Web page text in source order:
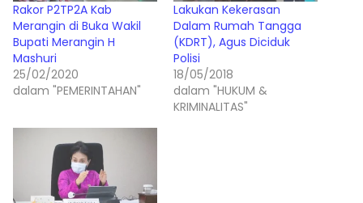
Rakor P2TP2A Kab
Merangin di Buka Wakil
Bupati Merangin H
Mashuri
25/02/2020
dalam "PEMERINTAHAN"
Lakukan Kekerasan
Dalam Rumah Tangga
(KDRT), Agus Diciduk
Polisi
18/05/2018
dalam "HUKUM &
KRIMINALITAS"